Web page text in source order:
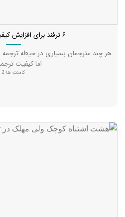
۶ ترفند برای افزایش کیفیت ترجمه متن
هر چند مترجمان بسیاری در حیطه
اما کیفیت
کامنت ها 2